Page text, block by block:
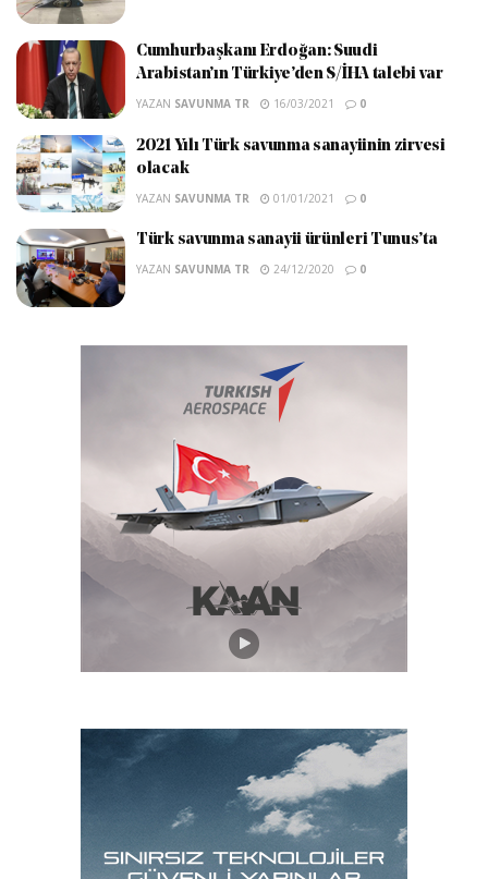
Cumhurbaşkanı Erdoğan: Suudi
Arabistan’ın Türkiye’den S/İHA talebi var
YAZAN SAVUNMA TR 16/03/2021 0
2021 Yılı Türk savunma sanayiinin zirvesi
olacak
YAZAN SAVUNMA TR 01/01/2021 0
Türk savunma sanayii ürünleri Tunus’ta
YAZAN SAVUNMA TR 24/12/2020 0